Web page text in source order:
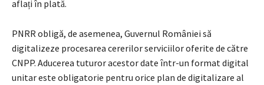
aflați în plată.
PNRR obligă, de asemenea, Guvernul României să
digitalizeze procesarea cererilor serviciilor oferite de către
CNPP. Aducerea tuturor acestor date într-un format digital
unitar este obligatorie pentru orice plan de digitalizare al